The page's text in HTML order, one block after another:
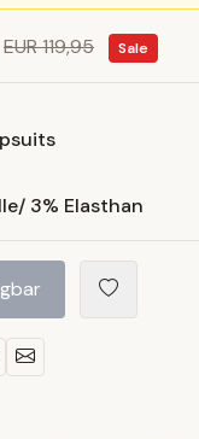
EUR 119,95 Sale
3% Elasthan